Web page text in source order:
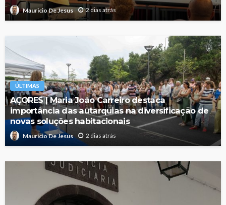
Mauricio De Jesus 2 dias atrás
ÚLTIMAS
AÇORES | Maria João Carreiro destaca
importância das autarquias na diversificação de
novas soluções habitacionais
Mauricio De Jesus 2 dias atrás